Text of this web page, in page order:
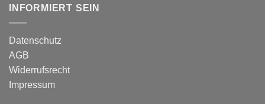
INFORMIERT SEIN
Datenschutz
AGB
Widerrufsrecht
Impressum